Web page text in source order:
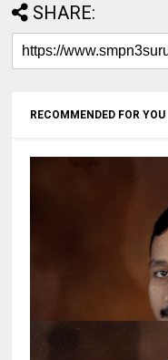
SHARE:
RECOMMENDED FOR YOU